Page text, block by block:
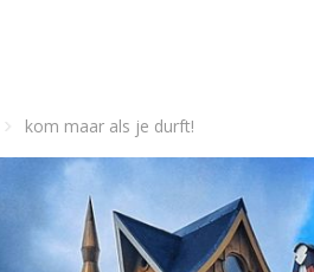
kom maar als je durft!